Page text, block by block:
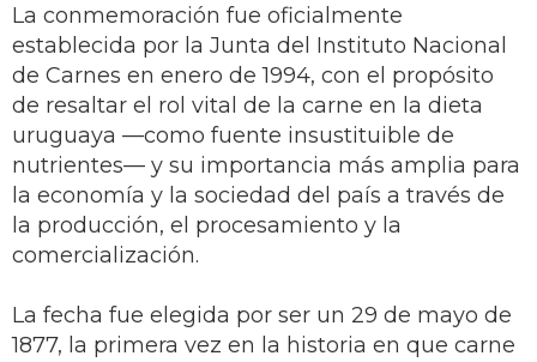
La conmemoración fue oficialmente
establecida por la Junta del Instituto Nacional
de Carnes en enero de 1994, con el propósito
de resaltar el rol vital de la carne en la dieta
uruguaya —como fuente insustituible de
nutrientes— y su importancia más amplia para
la economía y la sociedad del país a través de
la producción, el procesamiento y la
comercialización.
La fecha fue elegida por ser un 29 de mayo de
1877, la primera vez en la historia en que carne